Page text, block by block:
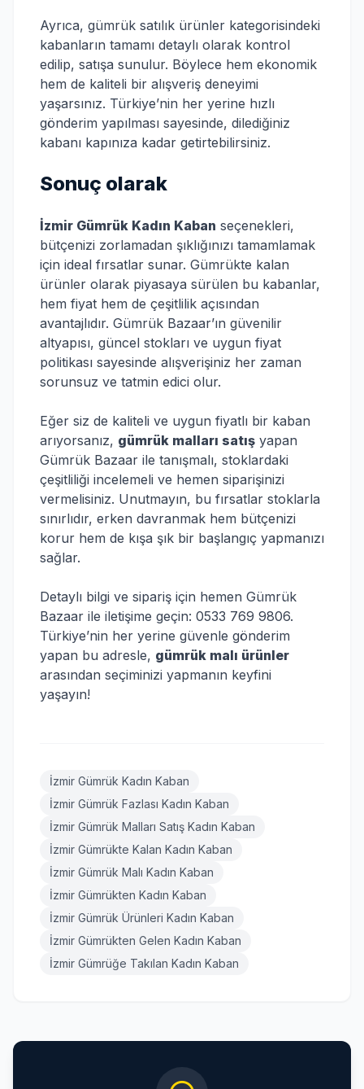
Ayrıca, gümrük satılık ürünler kategorisindeki
kabanların tamamı detaylı olarak kontrol
edilip, satışa sunulur. Böylece hem ekonomik
hem de kaliteli bir alışveriş deneyimi
yaşarsınız. Türkiye’nin her yerine hızlı
gönderim yapılması sayesinde, dilediğiniz
kabanı kapınıza kadar getirtebilirsiniz.
Sonuç olarak
İzmir Gümrük Kadın Kaban seçenekleri,
bütçenizi zorlamadan şıklığınızı tamamlamak
için ideal fırsatlar sunar. Gümrükte kalan
ürünler olarak piyasaya sürülen bu kabanlar,
hem fiyat hem de çeşitlilik açısından
avantajlıdır. Gümrük Bazaar’ın güvenilir
altyapısı, güncel stokları ve uygun fiyat
politikası sayesinde alışverişiniz her zaman
sorunsuz ve tatmin edici olur.
Eğer siz de kaliteli ve uygun fiyatlı bir kaban
arıyorsanız, gümrük malları satış yapan
Gümrük Bazaar ile tanışmalı, stoklardaki
çeşitliliği incelemeli ve hemen siparişinizi
vermelisiniz. Unutmayın, bu fırsatlar stoklarla
sınırlıdır, erken davranmak hem bütçenizi
korur hem de kışa şık bir başlangıç yapmanızı
sağlar.
Detaylı bilgi ve sipariş için hemen Gümrük
Bazaar ile iletişime geçin: 0533 769 9806.
Türkiye’nin her yerine güvenle gönderim
yapan bu adresle, gümrük malı ürünler
arasından seçiminizi yapmanın keyfini
yaşayın!
İzmir Gümrük Kadın Kaban
İzmir Gümrük Fazlası Kadın Kaban
İzmir Gümrük Malları Satış Kadın Kaban
İzmir Gümrükte Kalan Kadın Kaban
İzmir Gümrük Malı Kadın Kaban
İzmir Gümrükten Kadın Kaban
İzmir Gümrük Ürünleri Kadın Kaban
İzmir Gümrükten Gelen Kadın Kaban
İzmir Gümrüğe Takılan Kadın Kaban